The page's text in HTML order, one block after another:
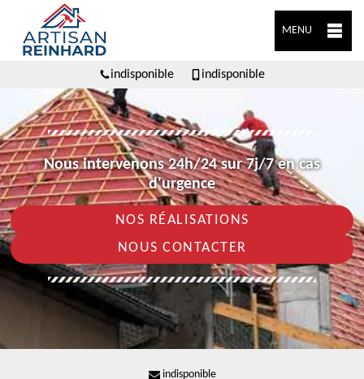
MENU
indisponible indisponible
Nous intervenons 24h/24 sur 7j/7 en cas
d'urgence
NOS RÉALISATIONS
NOUS CONTACTER
indisponible